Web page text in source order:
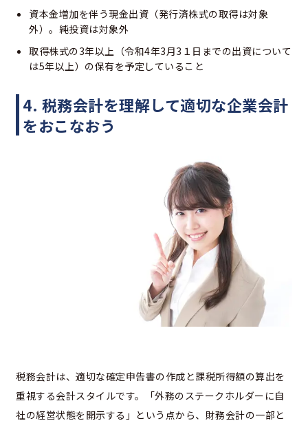
資本金増加を伴う現金出資（発行済株式の取得は対象
外）。純投資は対象外
取得株式の3年以上（令和4年3月3１日までの出資について
は5年以上）の保有を予定していること
4. 税務会計を理解して適切な企業会計
をおこなおう
税務会計は、適切な確定申告書の作成と課税所得額の算出を
重視する会計スタイルです。「外務のステークホルダーに自
社の経営状態を開示する」という点から、財務会計の一部と